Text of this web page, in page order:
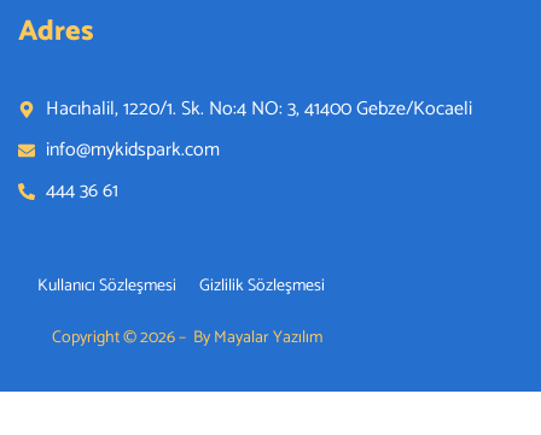
Adres
Hacıhalil, 1220/1. Sk. No:4 NO: 3, 41400 Gebze/Kocaeli
info@mykidspark.com
444 36 61
Kullanıcı Sözleşmesi
Gizlilik Sözleşmesi
Copyright © 2026 – By Mayalar Yazılım